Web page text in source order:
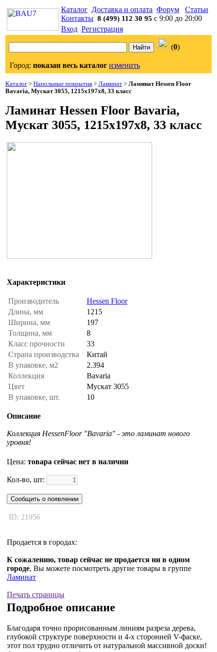
Каталог Доставка и оплата Форум
Статьи
Контакты 8 (499) 112 30 95 с 9:00 до 20:00
Вход Регистрация
(0)
Город: показан весь каталог изменить
Каталог > Напольные покрытия > Ламинат > Ламинат Hessen Floor
Bavaria, Мускат 3055, 1215x197x8, 33 класс
Ламинат Hessen Floor Bavaria,
Мускат 3055, 1215x197x8, 33 класс
Характеристики
Производитель
Hessen Floor
Длина, мм
1215
Ширина, мм
197
Толщина, мм
8
Класс прочности
33
Страна производства
Китай
В упаковке, м2
2.394
Коллекция
Bavaria
Цвет
Мускат 3055
В упаковке, шт.
10
Описание
Коллекция HessenFloor "Bavaria" - это ламинат нового
уровня!
Цена: товара сейчас нет в наличии
Кол-во, шт:
Сообщить о появлении
ID: 21956
Продается в городах:
К сожалению, товар сейчас не продается ни в одном
городе, Вы можете посмотреть другие товары в группе
Ламинат
Печать страницы
Подробное описание
Благодаря точно прорисованным линиям разреза дерева,
глубокой структуре поверхности и 4-х сторонней V-фаске,
этот пол трудно отличить от натуральной массивной доски!